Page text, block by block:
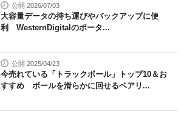
公開 2026/07/03
大容量データの持ち運びやバックアップに便
利 WesternDigitalのポータ...
公開 2025/04/23
今売れている「トラックボール」トップ10＆お
すすめ ボールを滑らかに回せるベアリ...